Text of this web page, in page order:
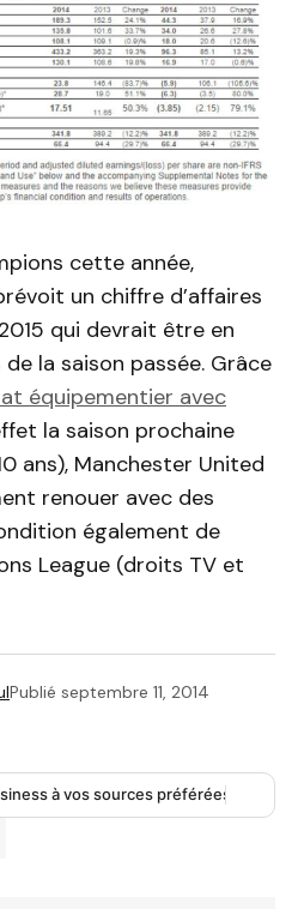
cette année,
un chiffre d’affaires
qui devrait être en
la saison passée. Grâce
équipementier avec
la saison prochaine
ans), Manchester United
renouer avec des
également de
League (droits TV et
Publié septembre 11, 2014
à vos sources préférées